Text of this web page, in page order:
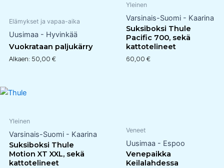
Elämykset ja vapaa-aika
Uusimaa - Hyvinkää
Vuokrataan paljukärry
Alkaen: 50,00 €
Yleinen
Varsinais-Suomi - Kaarina
Suksiboksi Thule
Pacific 700, sekä
kattotelineet
60,00 €
Yleinen
Varsinais-Suomi - Kaarina
Suksiboksi Thule
Motion XT XXL, sekä
kattotelineet
Veneet
Uusimaa - Espoo
Venepaikka
Keilalahdessa